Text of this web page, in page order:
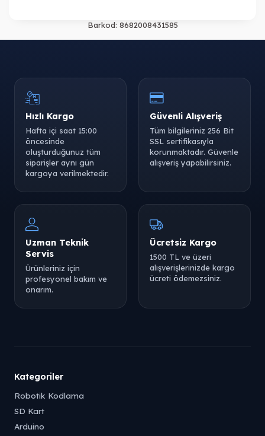
Barkod: 8682008431585
Hızlı Kargo
Hafta içi saat 15:00
öncesinde
oluşturduğunuz tüm
siparişler aynı gün
kargoya verilmektedir.
Güvenli Alışveriş
Tüm bilgileriniz 256 Bit
SSL sertifikasıyla
korunmaktadır. Güvenle
alışveriş yapabilirsiniz.
Uzman Teknik
Servis
Ürünleriniz için
profesyonel bakım ve
onarım.
Ücretsiz Kargo
1500 TL ve üzeri
alışverişlerinizde kargo
ücreti ödemezsiniz.
Kategoriler
Robotik Kodlama
SD Kart
Arduino